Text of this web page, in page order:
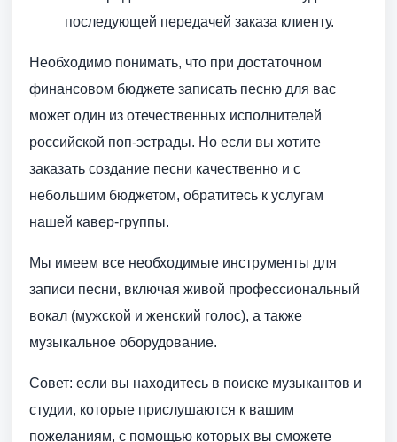
последующей передачей заказа клиенту.
Необходимо понимать, что при достаточном
финансовом бюджете записать песню для вас
может один из отечественных исполнителей
российской поп-эстрады. Но если вы хотите
заказать создание песни качественно и с
небольшим бюджетом, обратитесь к услугам
нашей кавер-группы.
Мы имеем все необходимые инструменты для
записи песни, включая живой профессиональный
вокал (мужской и женский голос), а также
музыкальное оборудование.
Совет: если вы находитесь в поиске музыкантов и
студии, которые прислушаются к вашим
пожеланиям, с помощью которых вы сможете